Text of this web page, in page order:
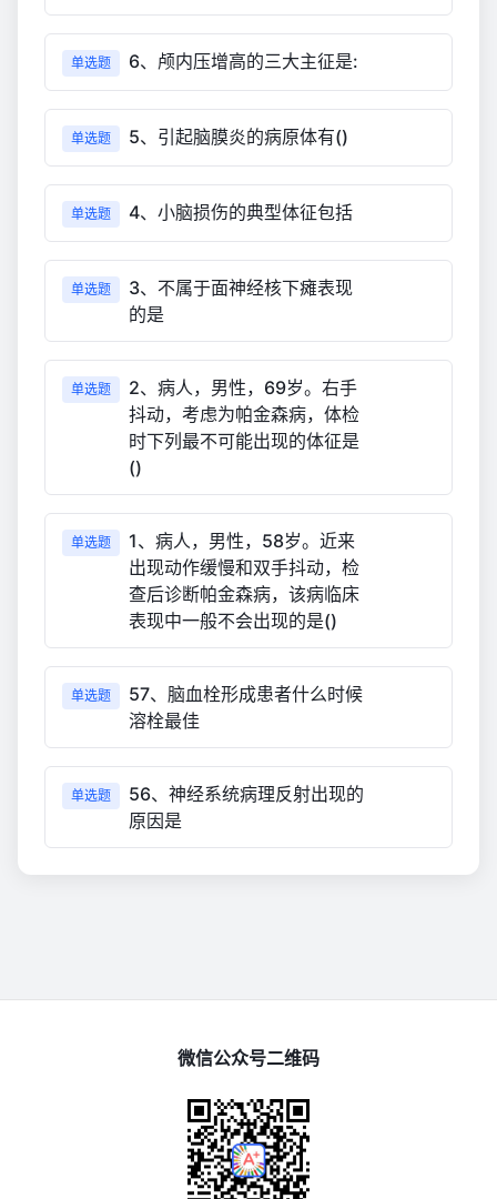
单选题 6、颅内压增高的三大主征是:
单选题 5、引起脑膜炎的病原体有()
单选题 4、小脑损伤的典型体征包括
单选题
3、不属于面神经核下瘫表现
的是
单选题
2、病人，男性，69岁。右手
抖动，考虑为帕金森病，体检
时下列最不可能出现的体征是
()
单选题
1、病人，男性，58岁。近来
出现动作缓慢和双手抖动，检
查后诊断帕金森病，该病临床
表现中一般不会出现的是()
单选题
57、脑血栓形成患者什么时候
溶栓最佳
单选题
56、神经系统病理反射出现的
原因是
微信公众号二维码